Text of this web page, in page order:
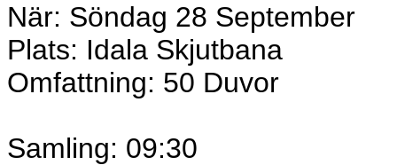
När: Söndag 28 September
Plats: Idala Skjutbana
Omfattning: 50 Duvor
Samling: 09:30